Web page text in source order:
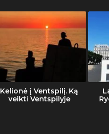
Kelionė į Ventspilį. Ką
veikti Ventspilyje